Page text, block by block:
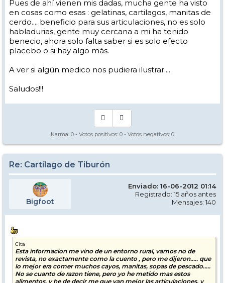
Pues de ahí vienen mis dadas, mucha gente ha visto
en cosas como esas : gelatinas, cartilagos, manitas de
cerdo.... beneficio para sus articulaciones, no es solo
habladurias, gente muy cercana a mi ha tenido
benecio, ahora solo falta saber si es solo efecto
placebo o si hay algo más.
A ver si algún medico nos pudiera ilustrar....
Saludos!!!
Karma: 0 - Votos positivos: 0 - Votos negativos: 0
Re: Cartílago de Tiburón
Bigfoot
Enviado: 16-06-2012 01:14
Registrado: 15 años antes
Mensajes: 140
Cita
Esta informacion me vino de un entorno rural, vamos no de
revista, no exactamente como la cuento , pero me dijeron..... que
lo mejor era comer muchos cayos, manitas, sopas de pescado.....
No se cuanto de razon tiene, pero yo he metido mas estos
alimentos, y he de decir me que van mejor las articulaciones, y